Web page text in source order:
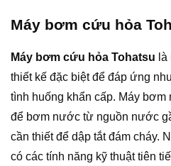
Máy bơm cứu hỏa
Máy bơm cứu hỏa Tohatsu
thiết kế đặc biệt để đáp ứng
tình huống khẩn cấp. Máy
để bơm nước từ nguồn nước
cần thiết để dập tắt đám cháy.
có các tính năng kỹ thuật tiên